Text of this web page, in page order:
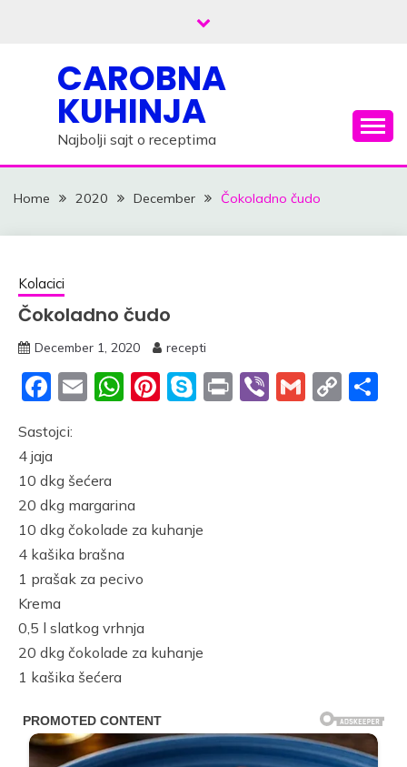
CAROBNA
KUHINJA
Najbolji sajt o receptima
Home 2020 December Čokoladno čudo
Kolacici
Čokoladno čudo
December 1, 2020 recepti
Facebook
EmailWhatsApp
Pinterest
Skype
PrintViberGmail
Sastojci:
4 jaja
10 dkg šećera
20 dkg margarina
10 dkg čokolade za kuhanje
4 kašika brašna
1 prašak za pecivo
Krema
0,5 l slatkog vrhnja
20 dkg čokolade za kuhanje
1 kašika šećera